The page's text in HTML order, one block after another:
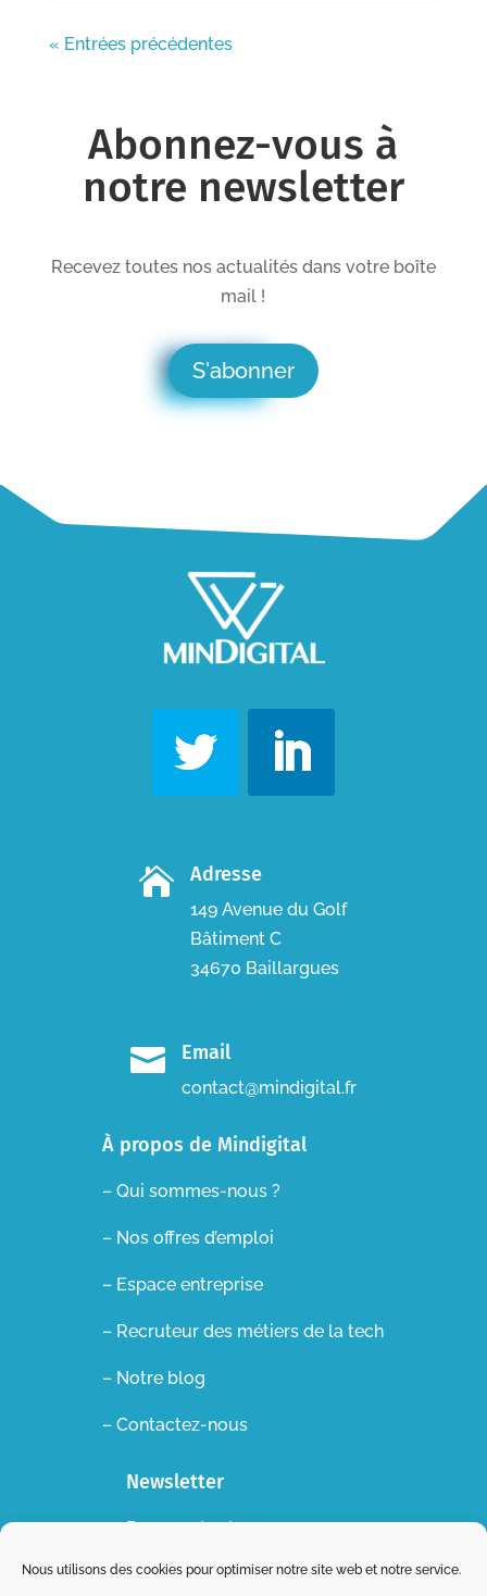
Nous utilisons des cookies pour optimiser notre site web et notre service.
« Entrées précédentes
Abonnez-vous à
notre newsletter
Recevez toutes nos actualités dans votre boîte
mail !
S'abonner
 Adresse
149 Avenue du Golf
Bâtiment C
34670 Baillargues
 Email
contact@mindigital.fr
À propos de Mindigital
– Qui sommes-nous ?
– Nos offres d’emploi
– Espace entreprise
– Recruteur des métiers de la tech
– Notre blog
– Contactez-nous
Newsletter
Recevez toutes nos